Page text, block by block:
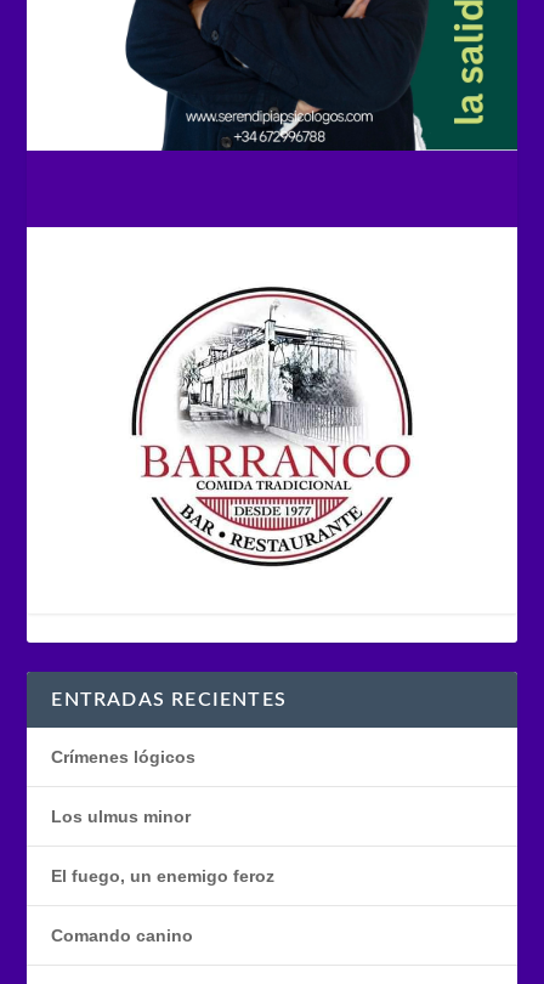
ENTRADAS RECIENTES
Crímenes lógicos
Los ulmus minor
El fuego, un enemigo feroz
Comando canino